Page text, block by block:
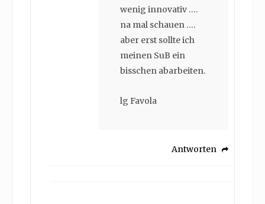
wenig innovativ ….
na mal schauen ….
aber erst sollte ich
meinen SuB ein
bisschen abarbeiten.
lg Favola
Antworten